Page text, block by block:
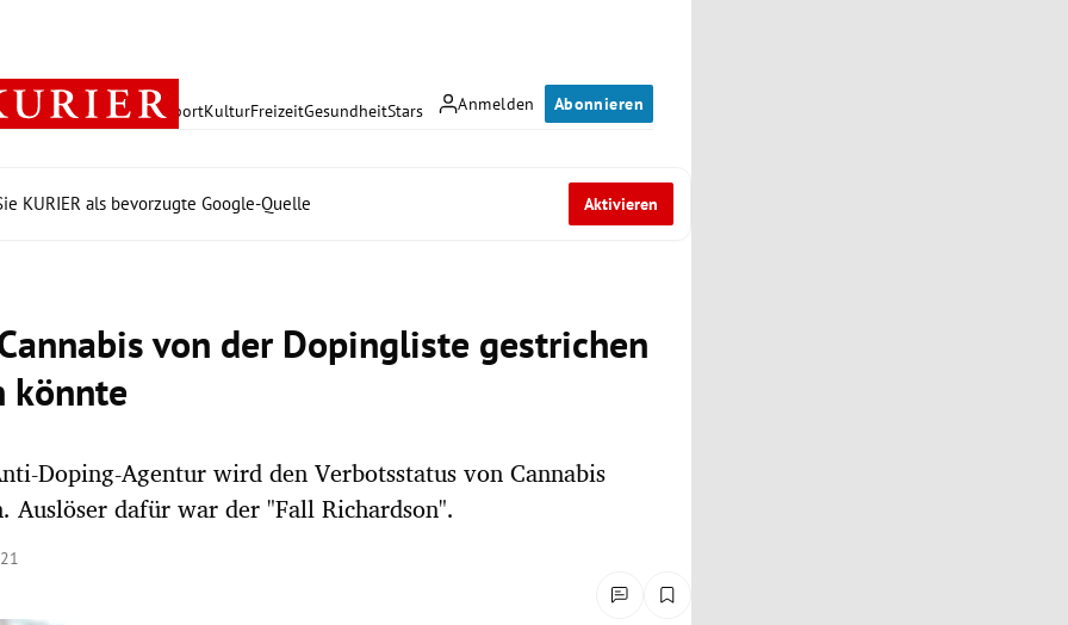
Anmelden Abonnieren
PolitikWirtschaft SportKulturFreizeitGesundheitStars
KURIER als bevorzugte Google-Quelle Aktivieren
von der Dopingliste gestrichen
könnte
Doping-Agentur wird den Verbotsstatus von Cannabis
Auslöser dafür war der "Fall Richardson".